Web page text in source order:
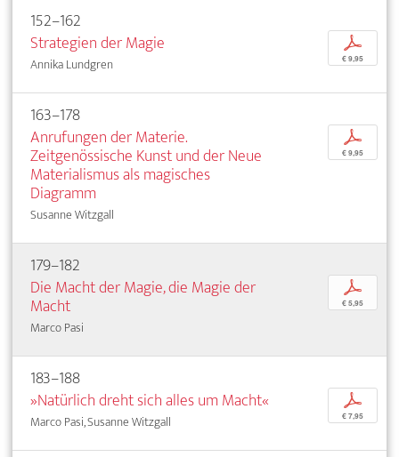
152–162
Strategien der Magie
Annika Lundgren
p
€ 9,95
163–178
Anrufungen der Materie.
Zeitgenössische Kunst und der Neue
Materialismus als magisches
Diagramm
Susanne Witzgall
p
€ 9,95
179–182
Die Macht der Magie, die Magie der
Macht
Marco Pasi
p
€ 5,95
183–188
»Natürlich dreht sich alles um Macht«
Marco Pasi, Susanne Witzgall
p
€ 7,95